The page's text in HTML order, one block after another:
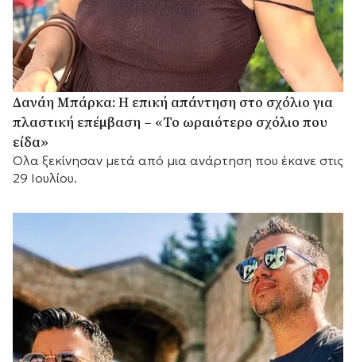
Δανάη Μπάρκα: Η επική απάντηση στο σχόλιο για
πλαστική επέμβαση – «Το ωραιότερο σχόλιο που
είδα»
Όλα ξεκίνησαν μετά από μια ανάρτηση που έκανε στις
29 Ιουλίου.